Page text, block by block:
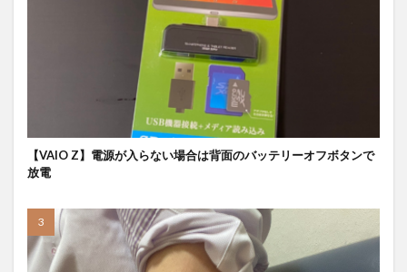
【VAIO Z】電源が入らない場合は背面のバッテリーオフボタンで
放電